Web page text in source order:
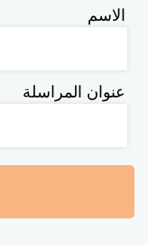
الاسم
عنوان المراسلة